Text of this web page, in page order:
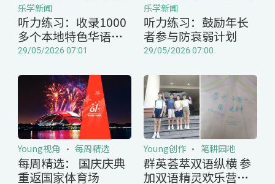
听力练习：收录1000
多个本地特色华语词
汇的书刊
乐学新闻
29/05/2026 07:01
听力练习：鼓励年长
者参与防衰弱计划
乐学新闻
29/05/2026 07:00
每周精选： 国庆庆典
重返国家体育场
Young视角 每周精选
群英荟萃双语纵横 参
加双语精灵欢乐营有
Young创作 笔耕园地